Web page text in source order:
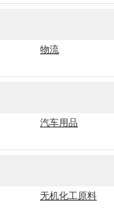
物流
汽车用品
无机化工原料